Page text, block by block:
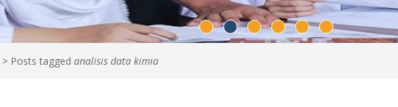
> Posts tagged analisis data kimia